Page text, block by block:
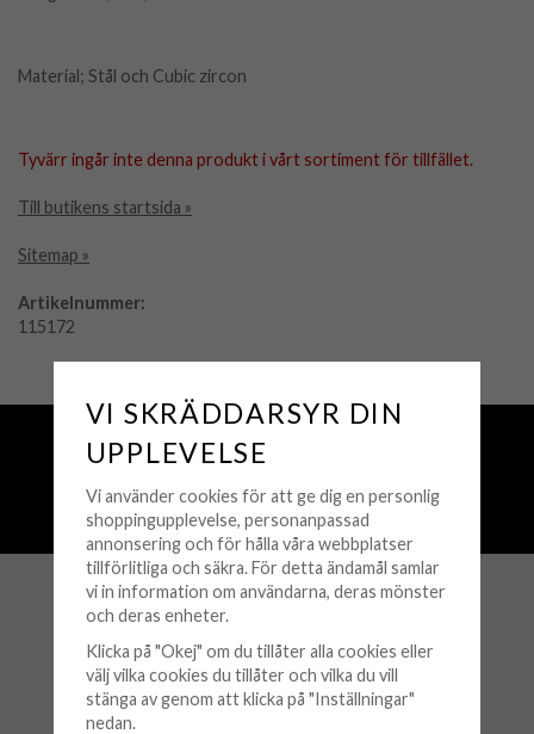
Material; Stål och Cubic zircon
Tyvärr ingår inte denna produkt i vårt sortiment för tillfället.
Till butikens startsida »
Sitemap »
Artikelnummer:
115172
Snabba leveranser (1-3 vardagar)
250 000+ nöjda kunder sedan 2008
Öppet köp 30 dagar
KUNDSERVICE
Köpvillkor
Retur & Byten
VI SKRÄDDARSYR DIN
UPPLEVELSE
Vi använder cookies för att ge dig en personlig
shoppingupplevelse, personanpassad
annonsering och för hålla våra webbplatser
tillförlitliga och säkra. För detta ändamål samlar
vi in information om användarna, deras mönster
och deras enheter.
Klicka på "Okej" om du tillåter alla cookies eller
välj vilka cookies du tillåter och vilka du vill
stänga av genom att klicka på "Inställningar"
nedan.